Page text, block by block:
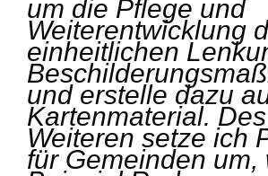
um die Pflege und
Weiterentwicklung
einheitlichen
und erstelle dazu
Kartenmaterial. Des
Weiteren setze ich
für Gemeinden um,